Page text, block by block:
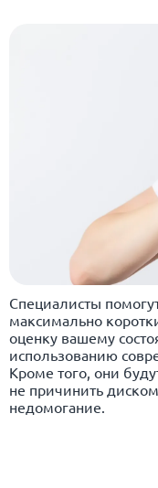
Специалисты
максимально
оценку вашему
использованию
Кроме того, они
не причинить
недомогание.